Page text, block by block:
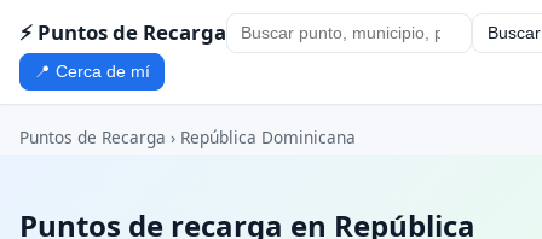
⚡ Puntos de Recarga Buscar
📍 Cerca de mí
Puntos de Recarga › República Dominicana
Puntos de recarga en República